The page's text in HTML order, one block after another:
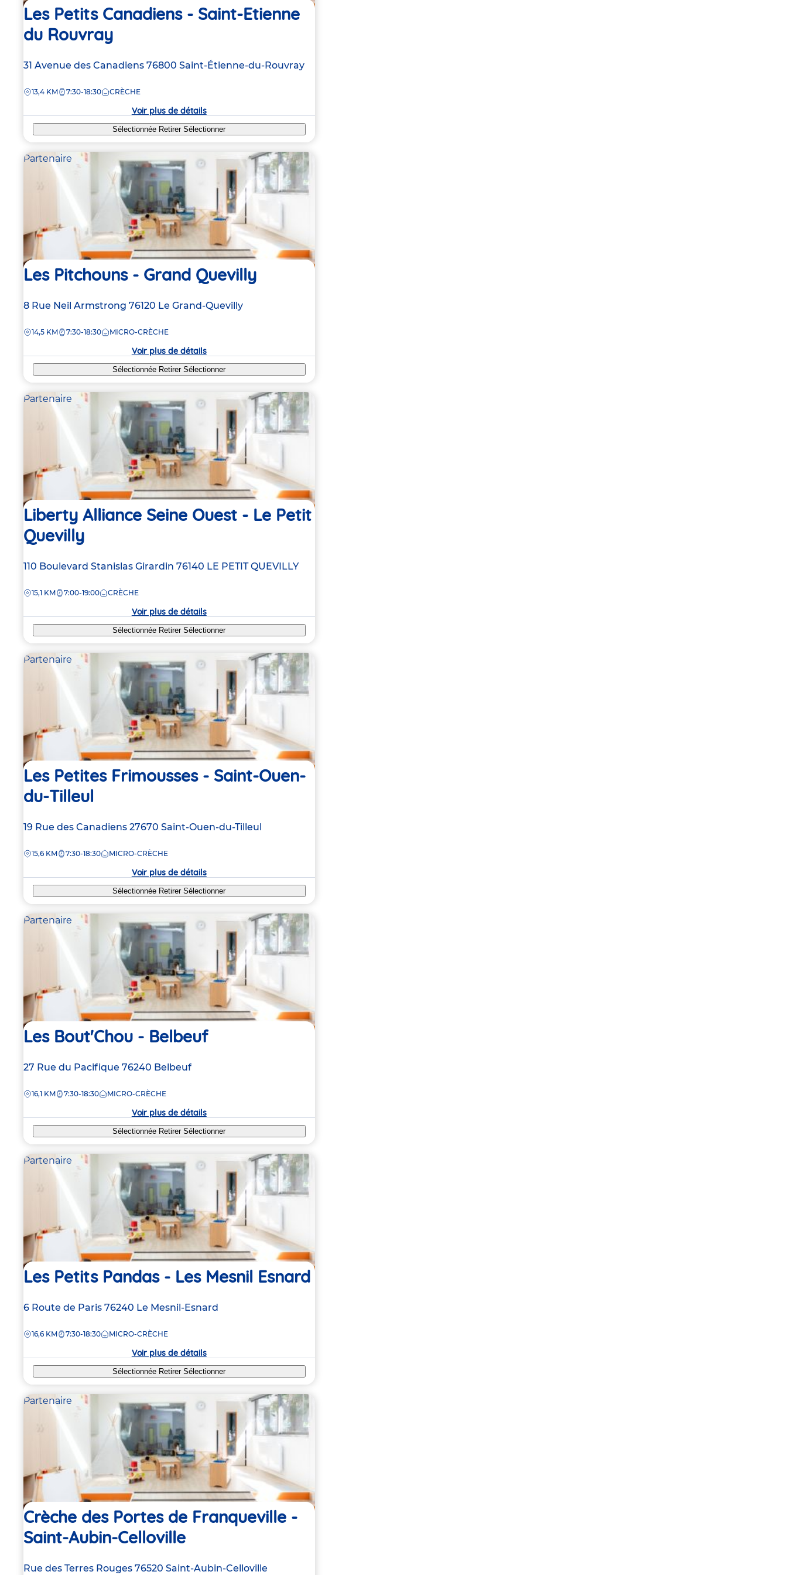
Les Petits Canadiens - Saint-Etienne
du Rouvray
Adresse
la
31 Avenue des Canadiens 76800 Saint-Étienne-du-Rouvray
DISTANCE
13,4 KM 7:30-18:30 CRÈCHE
Voir plus de détails
Sélectionnée RetirerSélectionner
Partenaire
Les Pitchouns - Grand Quevilly
Adresse
la
8 Rue Neil Armstrong 76120 Le Grand-Quevilly
DISTANCE
14,5 KM 7:30-18:30 MICRO-CRÈCHE
Voir plus de détails
Sélectionnée RetirerSélectionner
Partenaire
Liberty Alliance Seine Ouest - Le Petit
Quevilly
Adresse
la
110 Boulevard Stanislas Girardin 76140 LE PETIT QUEVILLY
DISTANCE
15,1 KM 7:00-19:00 CRÈCHE
Voir plus de détails
Sélectionnée RetirerSélectionner
Partenaire
Les Petites Frimousses - Saint-Ouen-
du-Tilleul
Adresse
la
19 Rue des Canadiens 27670 Saint-Ouen-du-Tilleul
DISTANCE
15,6 KM 7:30-18:30 MICRO-CRÈCHE
Voir plus de détails
Sélectionnée RetirerSélectionner
Partenaire
Les Bout'Chou - Belbeuf
Adresse
la
27 Rue du Pacifique 76240 Belbeuf
DISTANCE
16,1 KM 7:30-18:30 MICRO-CRÈCHE
Voir plus de détails
Sélectionnée RetirerSélectionner
Partenaire
Les Petits Pandas - Les Mesnil Esnard
Adresse
la
6 Route de Paris 76240 Le Mesnil-Esnard
DISTANCE
16,6 KM 7:30-18:30 MICRO-CRÈCHE
Voir plus de détails
Sélectionnée RetirerSélectionner
Partenaire
Crèche des Portes de Franqueville -
Saint-Aubin-Celloville
Adresse
Rue des Terres Rouges 76520 Saint-Aubin-Celloville